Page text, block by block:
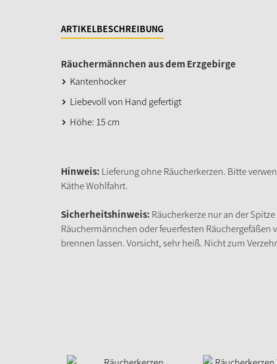
ARTIKELBESCHREIBUNG
Räuchermännchen aus dem Erzgebirge
Kantenhocker
Liebevoll von Hand gefertigt
Höhe: 15 cm
Hinweis: Lieferung ohne Räucherkerzen. Bitte
Käthe Wohlfahrt.
Sicherheitshinweis: Räucherkerze nur an der
Räuchermännchen oder feuerfesten
brennen lassen. Vorsicht, sehr heiß. Nicht zum